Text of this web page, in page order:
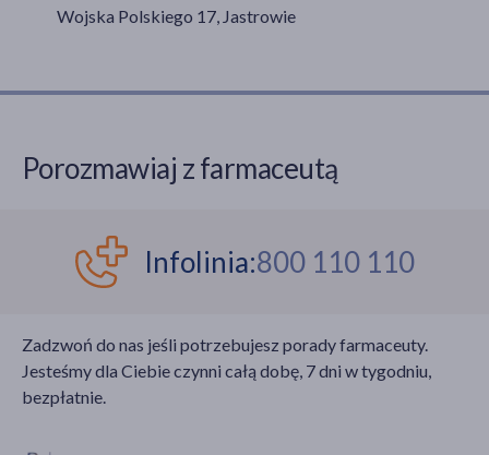
Wojska Polskiego 17, Jastrowie
Porozmawiaj z farmaceutą
Infolinia:800 110 110
Zadzwoń do nas jeśli potrzebujesz porady farmaceuty.
Jesteśmy dla Ciebie czynni całą dobę, 7 dni w tygodniu,
bezpłatnie.